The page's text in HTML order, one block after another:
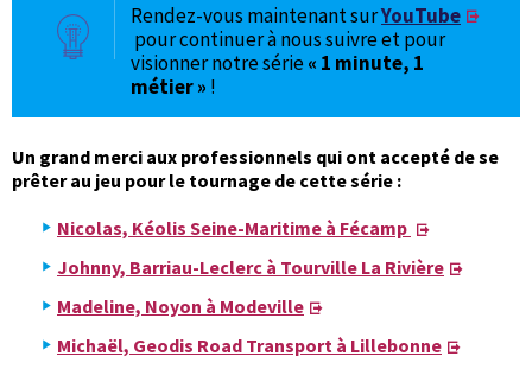
Rendez-vous maintenant surYouTube
pour continuer à nous suivre et pour
visionner notre série« 1 minute, 1
métier » !
Un grand merci aux professionnels qui ont accepté de se
prêter au jeu pour le tournage de cette série :
Nicolas, Kéolis Seine-Maritime à Fécamp
Johnny, Barriau-Leclerc à Tourville La Rivière
Madeline, Noyon à Modeville
Michaël, Geodis Road Transport à Lillebonne